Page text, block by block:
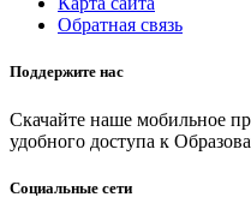
Обратная связь
Поддержите нас
Скачайте наше мобильное
удобного доступа к
Социальные сети